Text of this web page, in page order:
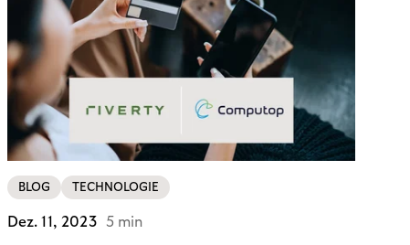
BLOG TECHNOLOGIE
Dez. 11, 2023 5 min